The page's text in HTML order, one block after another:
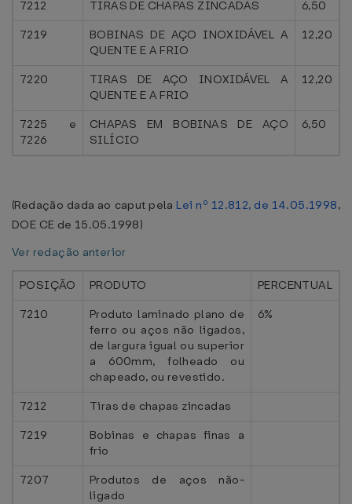
7212 TIRAS DE CHAPAS ZINCADAS
6,50
7219
BOBINAS DE AÇO INOXIDÁVEL A
QUENTE E A FRIO
12,20
7220
TIRAS DE AÇO INOXIDÁVEL A
QUENTE E A FRIO
12,20
7225 e
7226
CHAPAS EM BOBINAS DE AÇO
SILÍCIO
6,50
(Redação dada ao caput pela Lei nº 12.812, de 14.05.1998,
DOE CE de 15.05.1998)
Ver redação anterior
POSIÇÃO PRODUTO
PERCENTUAL
7210
Produto laminado plano de
ferro ou aços não ligados,
de largura igual ou superior
a 600mm, folheado ou
chapeado, ou revestido.
6%
7212
Tiras de chapas zincadas
7219
Bobinas e chapas finas a
frio
7207
Produtos de aços não-
ligado